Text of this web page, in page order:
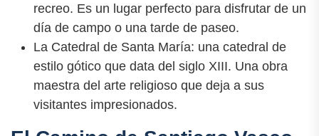
recreo. Es un lugar perfecto para disfrutar de un
día de campo o una tarde de paseo.
La Catedral de Santa María: una catedral de
estilo gótico que data del siglo XIII. Una obra
maestra del arte religioso que deja a sus
visitantes impresionados.